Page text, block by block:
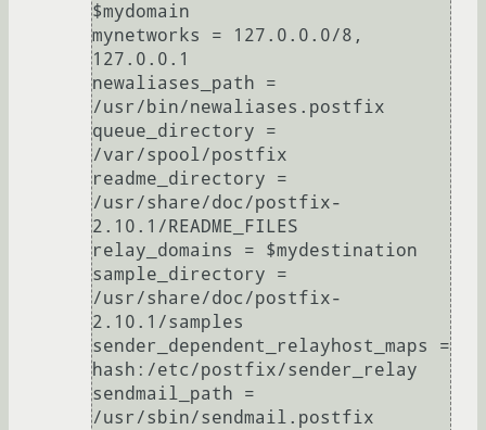
$mydomain
mynetworks = 127.0.0.0/8,
127.0.0.1
newaliases_path =
/usr/bin/newaliases.postfix
queue_directory =
/var/spool/postfix
readme_directory =
/usr/share/doc/postfix-
2.10.1/README_FILES
relay_domains = $mydestination
sample_directory =
/usr/share/doc/postfix-
2.10.1/samples
sender_dependent_relayhost_maps =
hash:/etc/postfix/sender_relay
sendmail_path =
/usr/sbin/sendmail.postfix